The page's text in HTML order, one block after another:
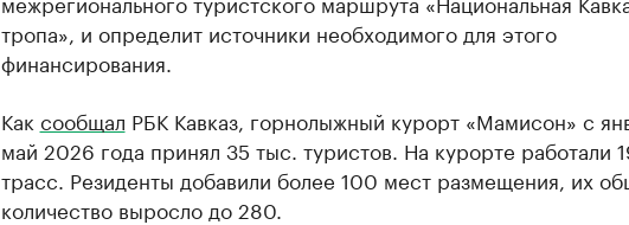
тропа», и определит источники необходимого для этого
финансирования.
Как сообщал РБК Кавказ, горнолыжный курорт «Мамисон» с
май 2026 года принял 35 тыс. туристов. На курорте работали
трасс. Резиденты добавили более 100 мест размещения, их
количество выросло до 280.